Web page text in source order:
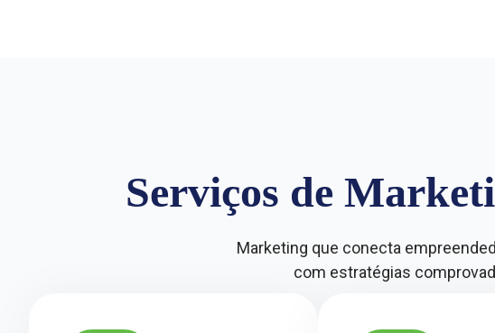
Serviços de
Marketing que conecta
com estratégias